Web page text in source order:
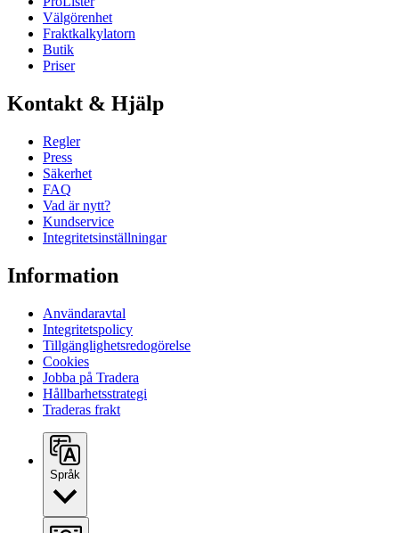
Välgörenhet
Fraktkalkylatorn
Butik
Priser
Kontakt & Hjälp
Regler
Press
Säkerhet
FAQ
Vad är nytt?
Kundservice
Integritetsinställningar
Information
Användaravtal
Integritetspolicy
Tillgänglighetsredogörelse
Cookies
Jobba på Tradera
Hållbarhetsstrategi
Traderas frakt
Språk